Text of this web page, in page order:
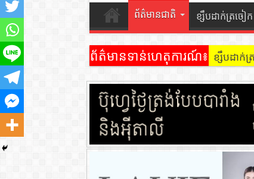
ព័ត៌មានជាតិ ខ្សឹបដាក់ត្រចៀក
ព័ត៌មានទាន់ហេតុការណ៍៖ ខ្សឹបដាក់